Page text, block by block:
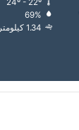
24º - 22º
69%
1.34 كيلومتر/ساعة